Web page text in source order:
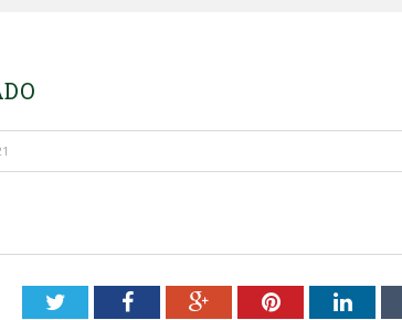
TwitterFacebookGoogle+Pinterest